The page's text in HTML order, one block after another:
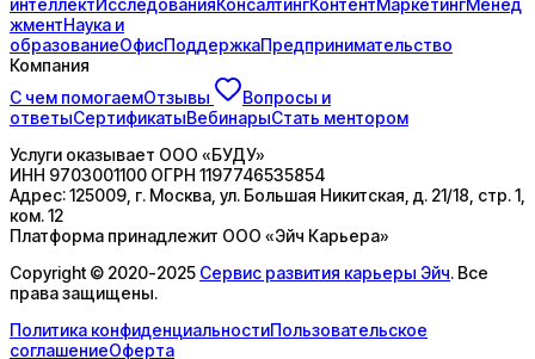
жментНаука и
образованиеОфисПоддержкаПредпринимательство
Компания
С чем помогаемОтзывы
Вопросы и
ответыСертификатыВебинарыСтать ментором
Услуги оказывает ООО «БУДУ»
ИНН 9703001100 ОГРН 1197746535854
Адрес:125009, г. Москва, ул. Большая Никитская, д. 21/18, стр. 1,
ком. 12
Платформа принадлежит ООО «Эйч Карьера»
Copyright © 2020-2025 Сервис развития карьеры Эйч. Все
права защищены.
Политика конфиденциальностиПользовательское
соглашениеОферта